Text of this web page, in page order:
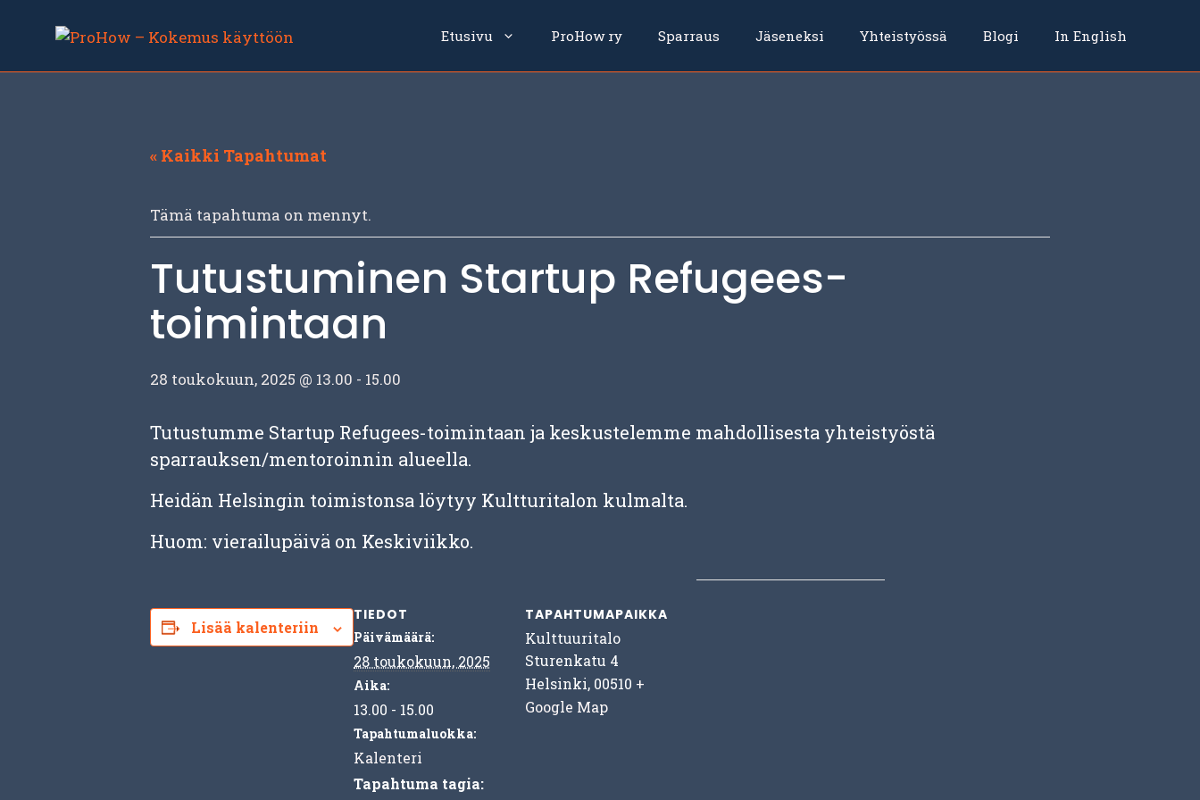
sisältöön
Etusivu ProHow ry Sparraus Jäseneksi Yhteistyössä Blogi In English
« Kaikki Tapahtumat
Tämä tapahtuma on mennyt.
Tutustuminen Startup Refugees-
toimintaan
28 toukokuun, 2025 @ 13.00 - 15.00
Tutustumme Startup Refugees-toimintaan ja keskustelemme mahdollisesta yhteistyöstä
sparrauksen/mentoroinnin alueella.
Heidän Helsingin toimistonsa löytyy Kultturitalon kulmalta.
Huom: vierailupäivä on Keskiviikko.
Lisää kalenteriin
TIEDOT
Päivämäärä:
28 toukokuun, 2025
Aika:
13.00 - 15.00
Tapahtumaluokka:
Kalenteri
Tapahtuma tagia:
TAPAHTUMAPAIKKA
Kulttuuritalo
Sturenkatu 4
Helsinki, 00510 +
Google Map